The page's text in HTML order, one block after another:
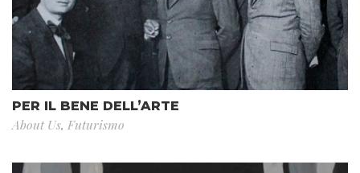
PER IL BENE DELL’ARTE
About Us, Futurismo